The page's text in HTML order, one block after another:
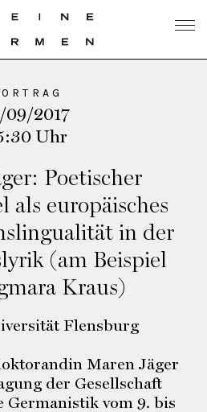
09/2017
Uhr
Poetischer
als europäisches
in der
(am Beispiel
Kraus)
Flensburg
Maren Jäger
der Gesellschaft
vom 9. bis